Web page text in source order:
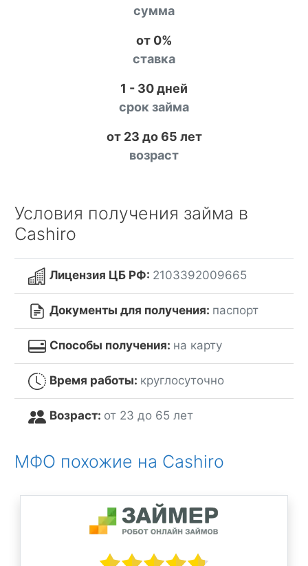
сумма
от 0%
ставка
1 - 30 дней
срок займа
от 23 до 65 лет
возраст
Условия получения займа в
Cashiro
Лицензия ЦБ РФ: 2103392009665
Документы для получения: паспорт
Способы получения: на карту
Время работы: круглосуточно
Возраст: от 23 до 65 лет
МФО похожие на Cashiro